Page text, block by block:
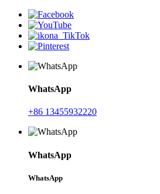
WhatsApp
+86 13455932220
WhatsApp
WhatsApp